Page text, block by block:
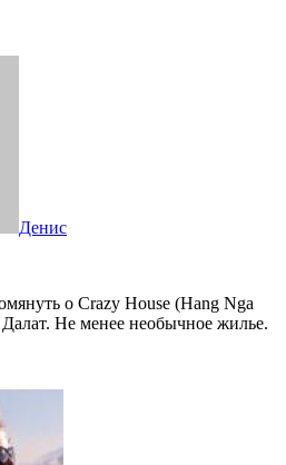
Денис
о Crazy House (Hang Nga
Не менее необычное жилье.